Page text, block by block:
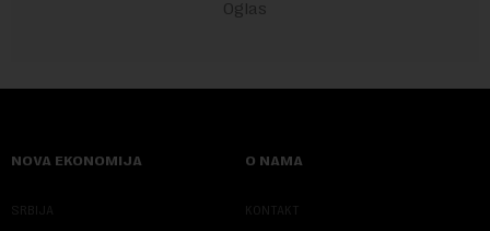
NOVA EKONOMIJA
SRBIJA
O NAMA
KONTAKT